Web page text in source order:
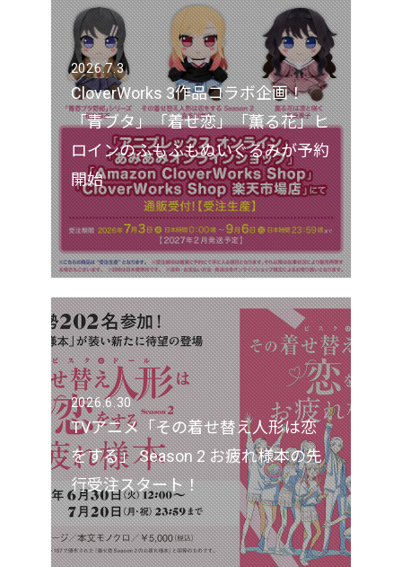
2026.7.3
CloverWorks 3作品コラボ企画！
「青ブタ」「着せ恋」「薫る花」ヒ
ロインのふもふもぬいぐるみが予約
開始
2026.6.30
TVアニメ「その着せ替え人形は恋
をする」 Season 2 お疲れ様本の先
行受注スタート！